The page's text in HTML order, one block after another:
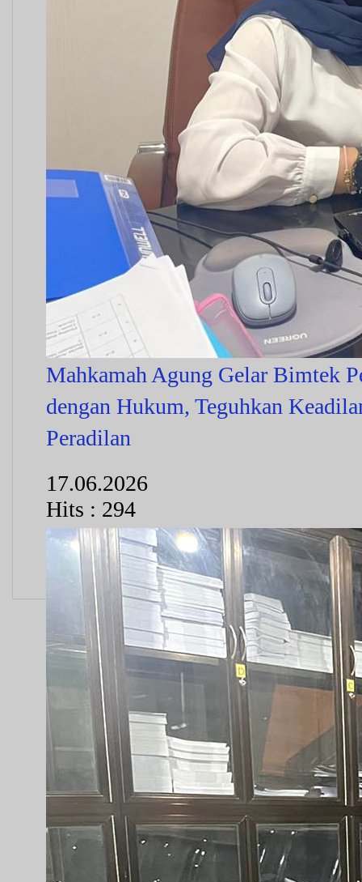
Mahkamah Agung Gelar Bimtek
dengan Hukum, Teguhkan
Peradilan
17.06.2026
Hits : 294